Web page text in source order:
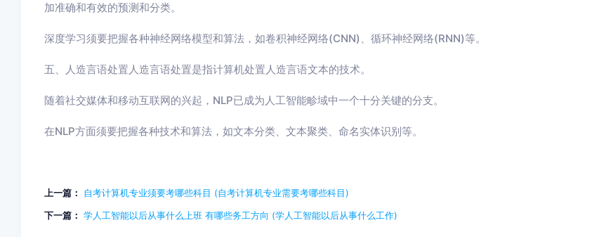
加准确和有效的预测和分类。
深度学习须要把握各种神经网络模型和算法，如卷积神经网络(CNN)、循环神经网络(RNN)等。
五、人造言语处置人造言语处置是指计算机处置人造言语文本的技术。
随着社交媒体和移动互联网的兴起，NLP已成为人工智能畛域中一个十分关键的分支。
在NLP方面须要把握各种技术和算法，如文本分类、文本聚类、命名实体识别等。
上一篇：
自考计算机专业须要考哪些科目 (自考计算机专业需要考哪些科目)
下一篇： 学人工智能以后从事什么上班 有哪些务工方向 (学人工智能以后从事什么工作)